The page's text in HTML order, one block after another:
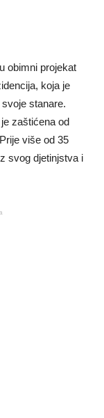
obimni projekat
koja je
stanare.
zaštićena od
više od 35
svog djetinjstva i